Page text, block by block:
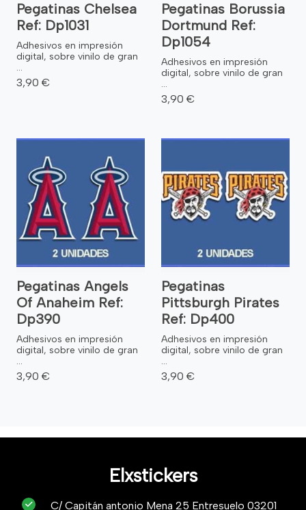
Pegatinas Chelsea
Ref: Dp1031
Adhesivos en impresión
digital, sobre vinilo de gran
...
3,90 €
Pegatinas Borussia
Dortmund Ref:
Dp1054
Adhesivos en impresión
digital, sobre vinilo de gran
...
3,90 €
Pegatinas Angels
Of Anaheim Ref:
Dp390
Adhesivos en impresión
digital, sobre vinilo de gran
...
3,90 €
Pegatinas
Pittsburgh Pirates
Ref: Dp400
Adhesivos en impresión
digital, sobre vinilo de gran
...
3,90 €
Elxstickers
C/ Capitán antonio Mena 25 Entresuelo 03201